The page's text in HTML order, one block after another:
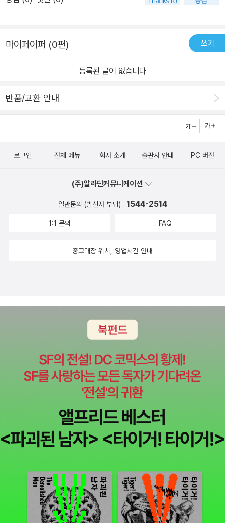
르켈이 있게 됩니다. 독일 전체를 대상으로 한 선거가 시작되고 서독
나오기 시작하자 동독을 아는 사람이 동독에서 당선되어야 한다는 생
각으로 앙겔라는 동독의 슈트랄쥔트를겐그림멘 선거구에 출마하고
당선되어 의원이 되고 그를 눈여겨 본 독일의 헬무트 콜 총리에 의해
고 낙태 문제, 취업에 있어 양성평등법, 3세 이상의 유치원 교육 보장,
별로 떠오릅니다. 1994년 환경부 장관이 된 앙겔라는 2주간의 난상
린 협약을 채택하고 이 일로 자신의 능력을 보여주며 정치적 입지를
비자금 비리를 옹호하지 않고 비판하며 옳고 그름의 문제를 단호히
당수가 되고 2005년 9월 독일 총선에서 승리하며 독일 최초 여성 총
리에 오릅니다. 야당을 포용하는 대연정으로 총리직을 시작하고 16
국에서 시작된 세계 금융 위기에 앙겔라는 유럽 금융 위기를 타파하
슈퍼마켓에서 물건을 사고 줄을 서서 계산하는 등 누구보다 친근한
이웃이기도 한 그는 독일인들의 사랑을 받으며 연거푸 세 번 총리에
당선되지요. 또한 2015년 3월, 일본을 방문해 일본의 역사 왜곡에 대
해 따금하게 질책하는 올바른 역사관을 보여주기도 하지요. ​여야를
구분하지 않고 좋은 정책은 모두 수용하며, 안전을 위해 자신이 옹호
하던 의견도 내려놓고 원전​을 모두 없애겠다고 약속하며, 지난 과거
의 잘못에 대해 진심으로 사과하라고 일본을 꾸짖는 올바른 역사관을
지닌 앙겔라의 일생을 살펴보며 오늘 국민을 대변한다고 말만 앞세우
는 정치인들이 한번쯤은 앙겔라의 일생을 통해 반성과 새로운 다짐을
해봐야하지 않을까하는 마음이 생기는군요. 우리 아이에게도 항상 나
만이 옳고 남은 다른게 아닌 틀리다고 하는 생각을 가지지 않고 모든
을 따라가보면서 오늘날 우리나라가 대처한 여러가지 어려운 문제가
풀기 어려운 문제가 아니라 풀려고 노력하지 않아서가 아닐까 하는
마음이 드는 현실이 슬퍼집니다.
국 경시대회 참여하게 되었다 그때 당시에 학생들은 긴장대고 떨려는
렀고 당시 영어는 전국의 언어라고 금기시 되고 있었다 그래서 부모
님들께서 탄원서 제출하고 학생들에게 조사를 하고 가벼운 징계 이였
다고 합니다학부모님들의 노력 덕분에 말이죠 그때에도 뜻을 굽혀지
몸으로 힘든 부분도 있겠죠 그래도 열심히 노력한 결과부터 훌륭한
의지가 강하게 느껴졌다고 하던데요~~ 4번째 총리에 당선되어 셋번
네요 마지막 연표 앙겔라 메르켈 대해서 나오고 한눈에 볼수있게 해
보내고 했지만 비록 여성의 몸으로훌륭한 독일 총리 되었다고 하니까
다는 결심히 쓴것 같기도 해요 다른책들 다 만나고 싶은 정도으로 다
니다. 김연아, 류현진, 유재석 등 우리 나라의 유명인들 뿐만 아니라리
오넬 메시, 우사인볼트 등의 외국인물들도 만나볼 수 있고,문재인, 손
물들을 만나볼 수 있는 책인데요.다른나라의 정치인인 앙겔라 메르켈
로, 지금까지의 who special에서 소개한 인물들 중가장 좋았던 것
전하기 위해서독에서 동독으로 건너가셔서 목회 사역을 하셨는데요.
게 어울리는 분위기에서 자란 앙겔라는사람에 대한 편견과 차별의 시
소년기에는 강대국 소련의 위상을 받아들이고 동경하며 살았지만프
독인이었지만 마음 속에는 사회주의 부조리와 자유에 대한 갈망을 키
웠던 앙겔라는 서독과의 모든 관계를 끊어버리겠다는 동독 정부의 발
프가 당선된 후, 동독과 서독 사이에 교류가 싹트게 되면서지금껏 동
내 '하나의 독일'을 외치던 독일인들에게통일이 실현되게 되었답니다.
부 장관으로 유엔기구 정상회의를 성공적으로 주도하기도 하고,첫 동
독 출신 총리이자 첫 여성총리가 되기도 하는 등지금까지 독일의 총
리직을 수행하고 있는데요.일본 후쿠시마에서 발생한 쓰나미와 그로
인한 원자력 발전소 파괴를 보고탈원전을 선언하기도 했답니다.원전
은 원래 앙겔라가 지지했던 건데안전을 위해 자신의 생각을 바꾸고1
7개의 원전 중 8개의 원전의 완전 폐쇄를 결정했다고 하네요.일본에
가서 일본 수상 아베와의 공동 질의응답 중위안부 문제에 대한 질문
을 받고 일본 정부의 진심 어린 사과와위안부 문제의 우선 해결이 있
어야 한다고 말해아베를 당황시키기도 했던 앙겔라 메르켈.같은 2차
역사관도 높이 되새겨 볼 만 하네요.who special에는 앙겔라 메르켈
에 대한 이야기 뿐만 아니라통합지식 플러스 부분을 통해제2차 세계
대전과 독일, 유럽연합, 국제기구,앙겔라의 정치 업적 등도 알 수 있는
마이페이퍼 (0편) 쓰기
등록된 글이 없습니다
반품/교환 안내
로그인 전체 메뉴 회사 소개 출판사 안내 PC 버전
(주)알라딘커뮤니케이션
일반문의 (발신자 부담) 1544-2514
1:1 문의 FAQ
중고매장 위치, 영업시간 안내